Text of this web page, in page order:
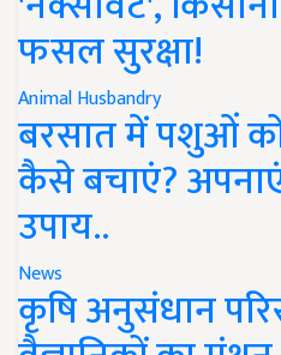
फसल सुरक्षा!
Animal Husbandry
बरसात में पशुओं को
कैसे बचाएं?
उपाय..
News
कृषि अनुसंधान